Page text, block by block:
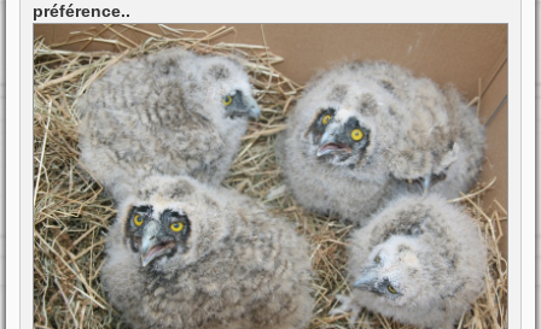
préférence..